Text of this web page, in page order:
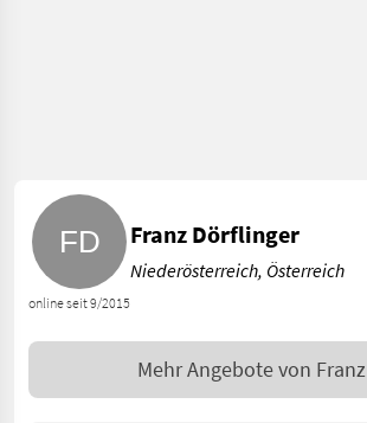
online seit 9/2015
Franz Dörflinger
Niederösterreich, Österreich
Mehr Angebote von Franz